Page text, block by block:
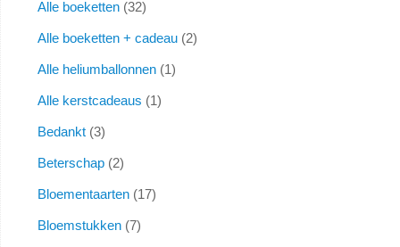
Alle boeketten 32
Alle boeketten + cadeau 2
Alle heliumballonnen 1
Alle kerstcadeaus 1
Bedankt 3
Beterschap 2
Bloementaarten 17
Bloemstukken 7